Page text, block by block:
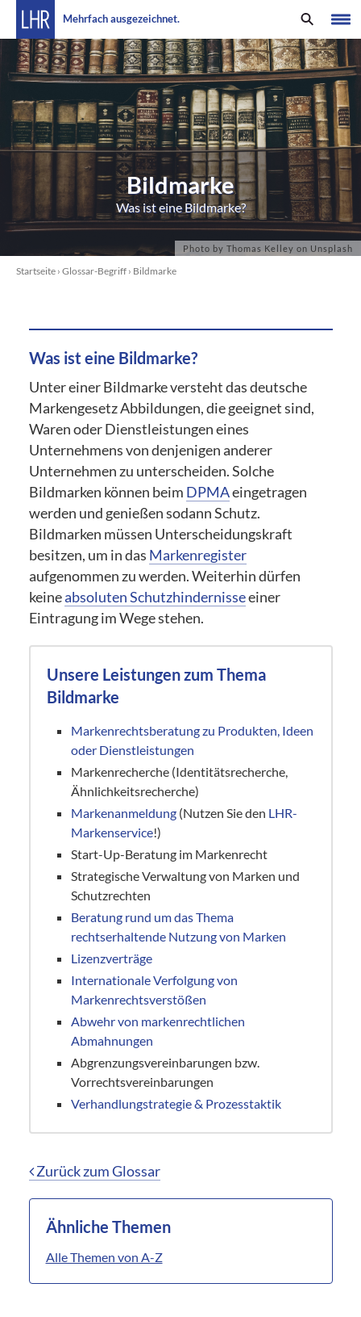
Mehrfach ausgezeichnet.
Bildmarke
Was ist eine Bildmarke?
Startseite › Glossar-Begriff › Bildmarke
Was ist eine Bildmarke?
Unter einer Bildmarke versteht das deutsche
Markengesetz Abbildungen, die geeignet sind,
Waren oder Dienstleistungen eines
Unternehmens von denjenigen anderer
Unternehmen zu unterscheiden. Solche
Bildmarken können beim DPMAeingetragen
werden und genießen sodann Schutz.
Bildmarken müssen Unterscheidungskraft
besitzen, um in das Markenregister
aufgenommen zu werden. Weiterhin dürfen
keineabsoluten Schutzhindernisseeiner
Eintragung im Wege stehen.
Unsere Leistungen zum Thema
Bildmarke
Markenrechtsberatung zu Produkten, Ideen
oder Dienstleistungen
Markenrecherche (Identitätsrecherche,
Ähnlichkeitsrecherche)
Markenanmeldung(Nutzen Sie den LHR-
Markenservice!)
Start-Up-Beratung im Markenrecht
Strategische Verwaltung von Marken und
Schutzrechten
Beratung rund um das Thema
rechtserhaltende Nutzung von Marken
Lizenzverträge
Internationale Verfolgung von
Markenrechtsverstößen
Abwehr von markenrechtlichen
Abmahnungen
Abgrenzungsvereinbarungen bzw.
Vorrechtsvereinbarungen
Verhandlungstrategie & Prozesstaktik
Zurück zum Glossar
Ähnliche Themen
Alle Themen von A-Z